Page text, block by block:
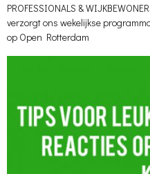
PROFESSIONALS &
verzorgt ons wekelijkse
op Open Rotterdam